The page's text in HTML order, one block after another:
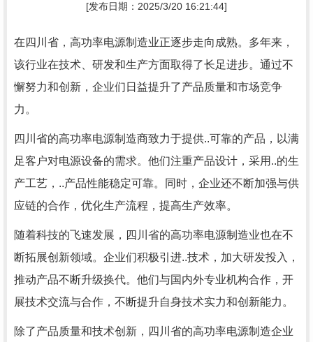
[发布日期：2025/3/20 16:21:44]
在四川省，高功率电源制造业正逐步走向成熟。多年来，
该行业在技术、研发和生产方面取得了长足进步。通过不
懈努力和创新，企业们日益提升了产品质量和市场竞争
力。
四川省的高功率电源制造商致力于提供..可靠的产品，以满
足客户对电源设备的需求。他们注重产品设计，采用..的生
产工艺，..产品性能稳定可靠。同时，企业还不断加强与供
应链的合作，优化生产流程，提高生产效率。
随着科技的飞速发展，四川省的高功率电源制造业也在不
断拓展创新领域。企业们积极引进..技术，加大研发投入，
推动产品不断升级换代。他们与国内外专业机构合作，开
展技术交流与合作，不断提升自身技术实力和创新能力。
除了产品质量和技术创新，四川省的高功率电源制造企业